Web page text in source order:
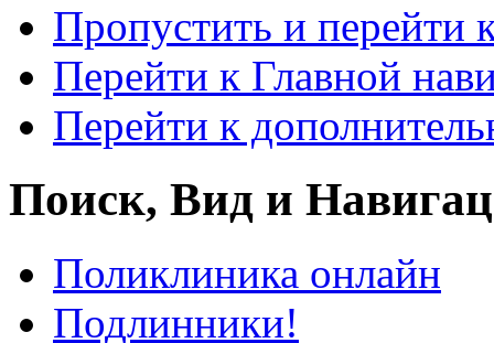
Пропустить и перейти
Перейти к Главной
Перейти к
Поиск, Вид и
Поликлиника онлайн
Подлинники!